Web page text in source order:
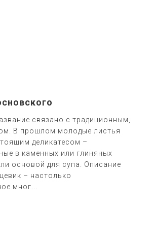
связано с традиционным,
В прошлом молодые листья
деликатесом –
в каменных или глиняных
основой для супа. Описание
– настолько
мног...